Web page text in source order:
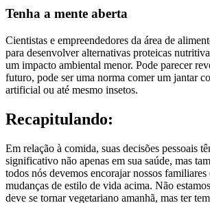
Tenha a mente aberta
Cientistas e empreendedores da área de
para desenvolver alternativas proteicas
um impacto ambiental menor. Pode parecer
futuro, pode ser uma norma comer um jantar
artificial ou até mesmo insetos.
Recapitulando:
Em relação à comida, suas decisões pessoais
significativo não apenas em sua saúde, mas
todos nós devemos encorajar nossos familiares
mudanças de estilo de vida acima. Não
deve se tornar vegetariano amanhã, mas ter